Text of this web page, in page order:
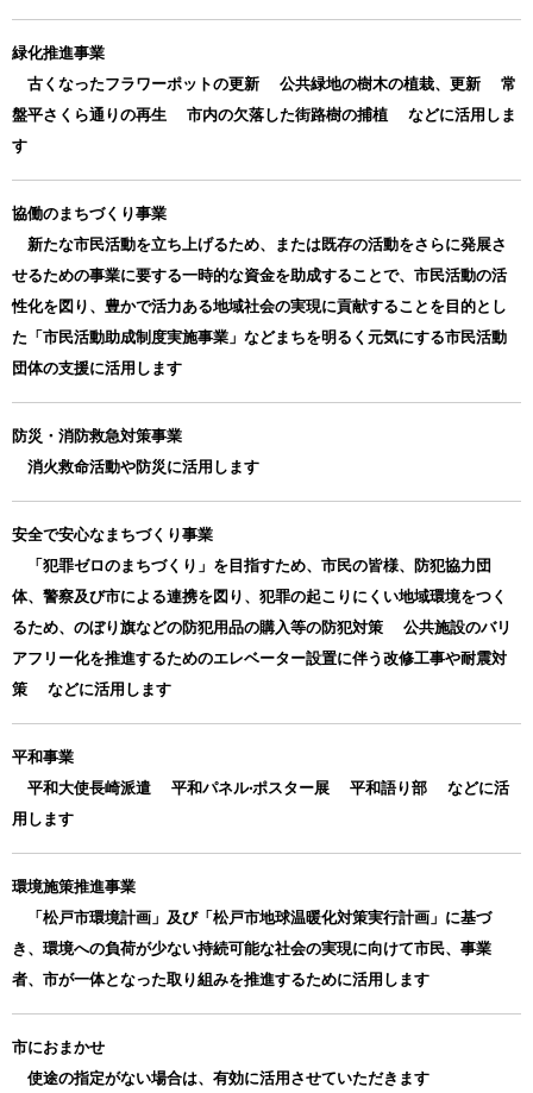
緑化推進事業
古くなったフラワーポットの更新 公共緑地の樹木の植栽、更新 常
盤平さくら通りの再生 市内の欠落した街路樹の捕植 などに活用しま
す
協働のまちづくり事業
新たな市民活動を立ち上げるため、または既存の活動をさらに発展さ
せるための事業に要する一時的な資金を助成することで、市民活動の活
性化を図り、豊かで活力ある地域社会の実現に貢献することを目的とし
た「市民活動助成制度実施事業」などまちを明るく元気にする市民活動
団体の支援に活用します
防災・消防救急対策事業
消火救命活動や防災に活用します
安全で安心なまちづくり事業
「犯罪ゼロのまちづくり」を目指すため、市民の皆様、防犯協力団
体、警察及び市による連携を図り、犯罪の起こりにくい地域環境をつく
るため、のぼり旗などの防犯用品の購入等の防犯対策 公共施設のバリ
アフリー化を推進するためのエレベーター設置に伴う改修工事や耐震対
策 などに活用します
平和事業
平和⼤使⻑崎派遣 平和パネル‧ポスター展 平和語り部 などに活
⽤します
環境施策推進事業
「松戸市環境計画」及び「松戸市地球温暖化対策実行計画」に基づ
き、環境への負荷が少ない持続可能な社会の実現に向けて市民、事業
者、市が一体となった取り組みを推進するために活用します
市におまかせ
使途の指定がない場合は、有効に活用させていただきます